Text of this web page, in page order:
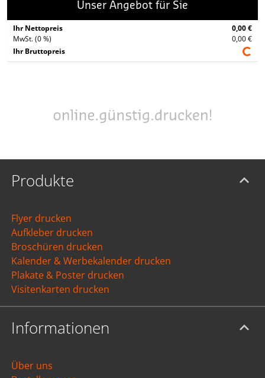
Unser Angebot für Sie
Ihr Nettopreis
0,00 €
MwSt. (0 %)
0,00 €
Ihr Bruttopreis
Produkte
Flyer drucken
Aufkleber drucken
Broschüren drucken
Kalender & Werbekalender drucken
Plakate & Poster drucken
Visitenkarten drucken
Informationen
Über uns